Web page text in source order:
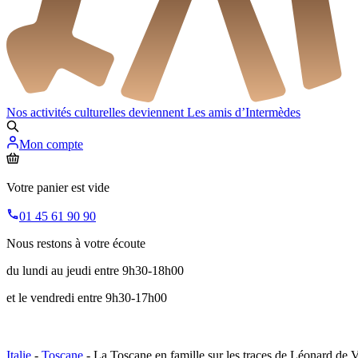
Nos activités culturelles deviennent Les amis d’Intermèdes
Mon compte
Votre panier est vide
01 45 61 90 90
Nous restons à votre écoute
du lundi au jeudi entre 9h30-18h00
et le vendredi entre 9h30-17h00